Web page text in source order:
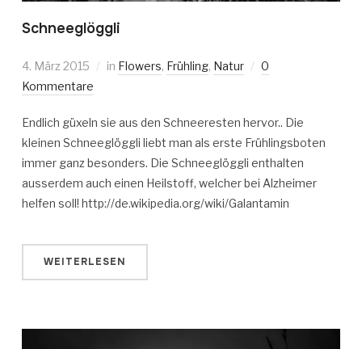
Schneeglöggli
4. März 2015 in Flowers, Frühling, Natur
0
Kommentare
Endlich güxeln sie aus den Schneeresten hervor.. Die
kleinen Schneeglöggli liebt man als erste Frühlingsboten
immer ganz besonders. Die Schneeglöggli enthalten
ausserdem auch einen Heilstoff, welcher bei Alzheimer
helfen soll! http://de.wikipedia.org/wiki/Galantamin
WEITERLESEN